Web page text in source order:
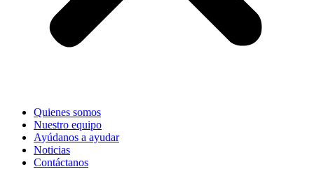
Quienes somos
Nuestro equipo
Ayúdanos a ayudar
Noticias
Contáctanos